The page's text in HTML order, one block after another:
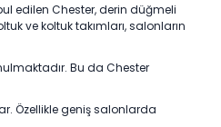
edilen Chester, derin düğmeli
ve koltuk takımları, salonların
Bu da Chester
Özellikle geniş salonlarda